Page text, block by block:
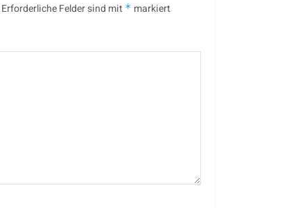
Erforderliche Felder sind mit * markiert